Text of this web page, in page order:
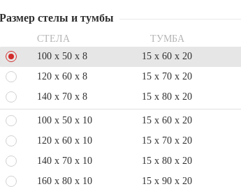
Размер стелы и тумбы
СТЕЛА ТУМБА
100 x 50 x 8
15 x 60 x 20
120 x 60 x 8
15 x 70 x 20
140 x 70 x 8
15 x 80 x 20
100 x 50 x 10 15 x 60 x 20
120 x 60 x 10
15 x 70 x 20
140 x 70 x 10
15 x 80 x 20
160 x 80 x 10
15 x 90 x 20